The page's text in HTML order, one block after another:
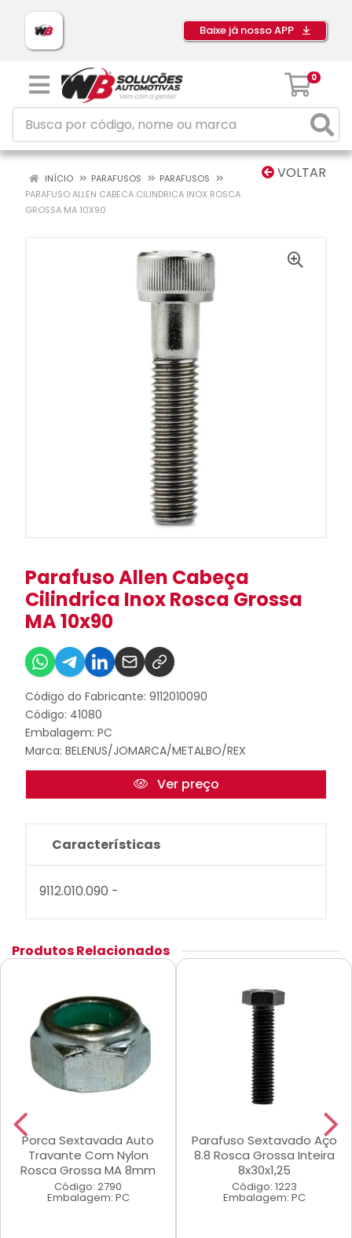
Baixe já nosso APP
0
VOLTAR
INÍCIO PARAFUSOS
PARAFUSOS
PARAFUSO ALLEN CABECA CILINDRICA INOX ROSCA
GROSSA MA 10X90
Parafuso Allen Cabeça
Cilindrica Inox Rosca Grossa
MA 10x90
Código do Fabricante: 9112010090
Código: 41080
Embalagem: PC
Marca: BELENUS/JOMARCA/METALBO/REX
Ver preço
Características
9112.010.090 -
Produtos Relacionados
Porca Sextavada Auto
Travante Com Nylon
Rosca Grossa MA 8mm
Código: 2790
Embalagem: PC
Parafuso Sextavado Aço
8.8 Rosca Grossa Inteira
8x30x1,25
Código: 1223
Embalagem: PC